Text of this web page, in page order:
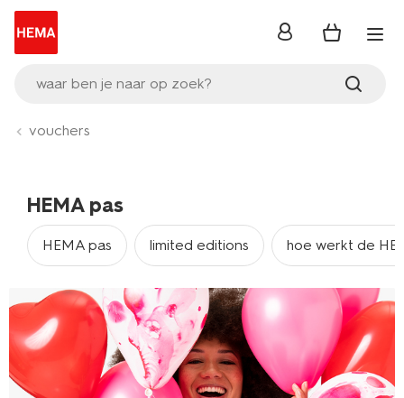
waar ben je naar op zoek?
inloggen
vouchers
HEMA pas
HEMA pas limited editions hoe werkt de